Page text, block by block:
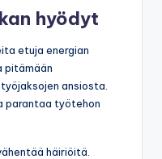
hyödyt
etuja energian
pitämään
ansiosta.
parantaa työtehon
häiriöitä.